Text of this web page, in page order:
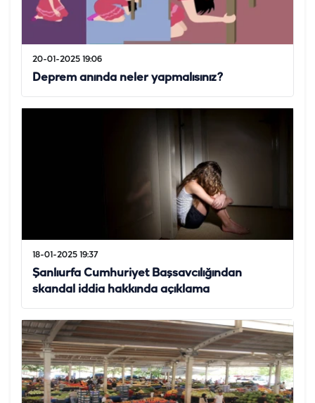
20-01-2025 19:06
Deprem anında neler yapmalısınız?
18-01-2025 19:37
Şanlıurfa Cumhuriyet Başsavcılığından
skandal iddia hakkında açıklama